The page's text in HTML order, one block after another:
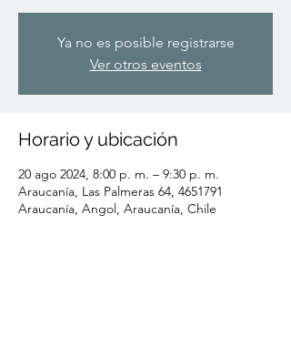
Ya no es posible registrarse
Ver otros eventos
Horario y ubicación
20 ago 2024, 8:00 p. m. – 9:30 p. m.
Araucanía, Las Palmeras 64, 4651791
Araucanía, Angol, Araucanía, Chile